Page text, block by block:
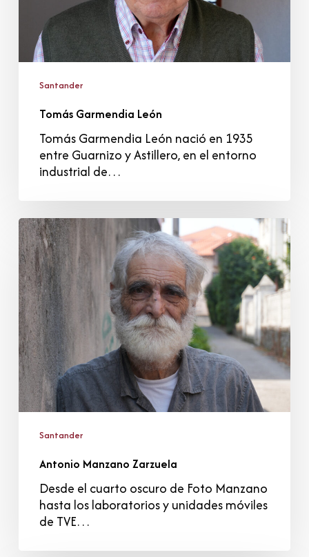
Santander
Tomás Garmendia León
Tomás Garmendia León nació en 1935
entre Guarnizo y Astillero, en el entorno
industrial de…
Antonio
Manzano
Zarzuela
Santander
Antonio Manzano Zarzuela
Desde el cuarto oscuro de Foto Manzano
hasta los laboratorios y unidades móviles
de TVE…